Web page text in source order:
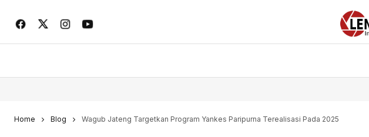
Home Blog Wagub Jateng Targetkan Program Yankes Paripurna Terealisasi Pada 2025